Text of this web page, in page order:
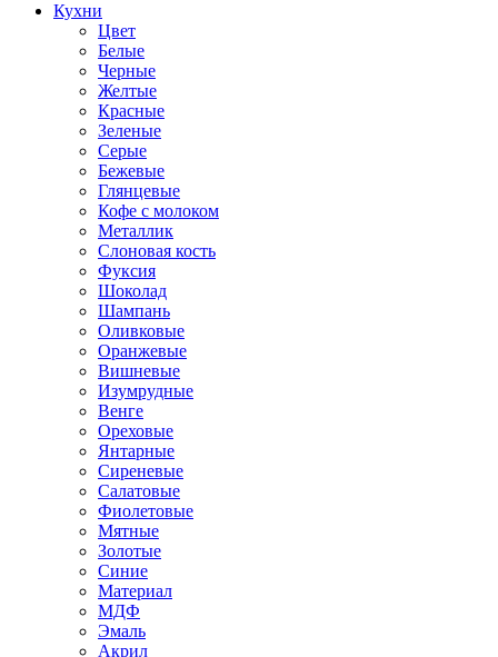
Кухни
Цвет
Белые
Черные
Желтые
Красные
Зеленые
Серые
Бежевые
Глянцевые
Кофе с молоком
Металлик
Слоновая кость
Фуксия
Шоколад
Шампань
Оливковые
Оранжевые
Вишневые
Изумрудные
Венге
Ореховые
Янтарные
Сиреневые
Салатовые
Фиолетовые
Мятные
Золотые
Синие
Материал
МДФ
Эмаль
Акрил